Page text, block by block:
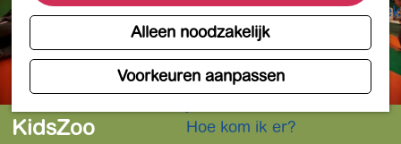
Alleen noodzakelijk
Voorkeuren aanpassen
h
o
m
Producten uit de Bollenstreek
Gezond en actief
Overnachten
Hoe kom ik er?
KidsZoo